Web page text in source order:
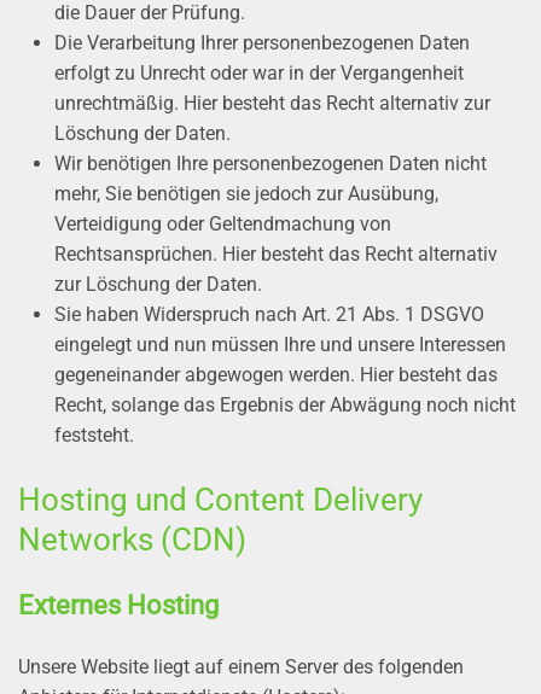
die Dauer der Prüfung.
Die Verarbeitung Ihrer personenbezogenen Daten
erfolgt zu Unrecht oder war in der Vergangenheit
unrechtmäßig. Hier besteht das Recht alternativ zur
Löschung der Daten.
Wir benötigen Ihre personenbezogenen Daten nicht
mehr, Sie benötigen sie jedoch zur Ausübung,
Verteidigung oder Geltendmachung von
Rechtsansprüchen. Hier besteht das Recht alternativ
zur Löschung der Daten.
Sie haben Widerspruch nach Art. 21 Abs. 1 DSGVO
eingelegt und nun müssen Ihre und unsere Interessen
gegeneinander abgewogen werden. Hier besteht das
Recht, solange das Ergebnis der Abwägung noch nicht
feststeht.
Hosting und Content Delivery
Networks (CDN)
Externes Hosting
Unsere Website liegt auf einem Server des folgenden